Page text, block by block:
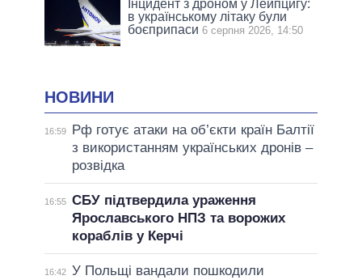
Інцидент з дроном у Лейпцигу:
в українському літаку були
боєприпаси 6 серпня 2026, 14:50
НОВИНИ
16:59
Рф готує атаки на об’єкти країн Балтії
з використанням українських дронів –
розвідка
16:55 СБУ підтвердила ураження
Ярославського НПЗ та ворожих
кораблів у Керчі
16:42 У Польщі вандали пошкодили